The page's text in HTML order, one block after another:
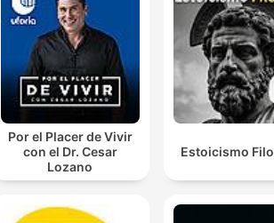
Por el Placer de Vivir
con el Dr. Cesar
Lozano
Estoicismo